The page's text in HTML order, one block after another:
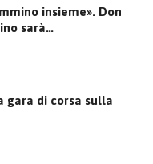
insieme». Don
sarà…
gara di corsa sulla